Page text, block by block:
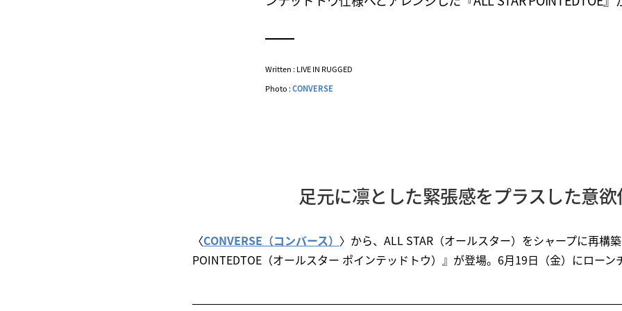
Written : LIVE IN RUGGED
Photo :CONVERSE
足元に凛とした緊張感をプラスした意欲
〈CONVERSE（コンバース） 〉から、ALL STAR（オールスター）をシャープに再構
POINTEDTOE（オールスター ポインテッドトウ）』が登場。6月19日（金）にローン